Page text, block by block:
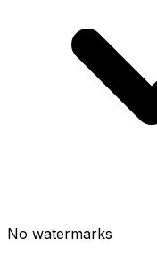
No watermarks